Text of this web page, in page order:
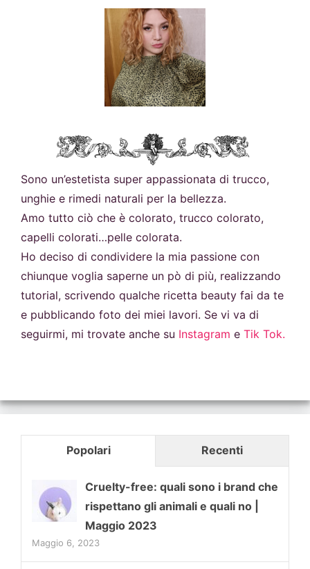
Sono un’estetista super appassionata di trucco,
unghie e rimedi naturali per la bellezza.
Amo tutto ciò che è colorato, trucco colorato,
capelli colorati…pelle colorata.
Ho deciso di condividere la mia passione con
chiunque voglia saperne un pò di più, realizzando
tutorial, scrivendo qualche ricetta beauty fai da te
e pubblicando foto dei miei lavori. Se vi va di
seguirmi, mi trovate anche su Instagram e Tik Tok.
Popolari Recenti
Cruelty-free: quali sono i brand che
rispettano gli animali e quali no |
Maggio 2023
Maggio 6, 2023